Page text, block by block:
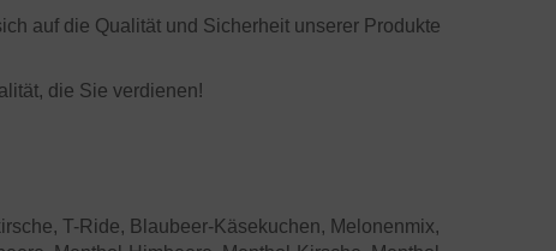
auf die Qualität und Sicherheit unserer Produkte
die Sie verdienen!
T-Ride, Blaubeer-Käsekuchen, Melonenmix,